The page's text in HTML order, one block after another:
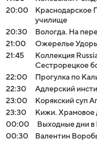
20:00
Краснодарское
училище
20:30
Вологда. На
21:00
Ожерелье
21:45
Коллекция
Сестрорецкое
22:00
Прогулка по
22:30
Адлерский
23:00
Корякский суп
23:30
Кижи. Храмовое
00:00
Выходные дни в
00:30
Валентин